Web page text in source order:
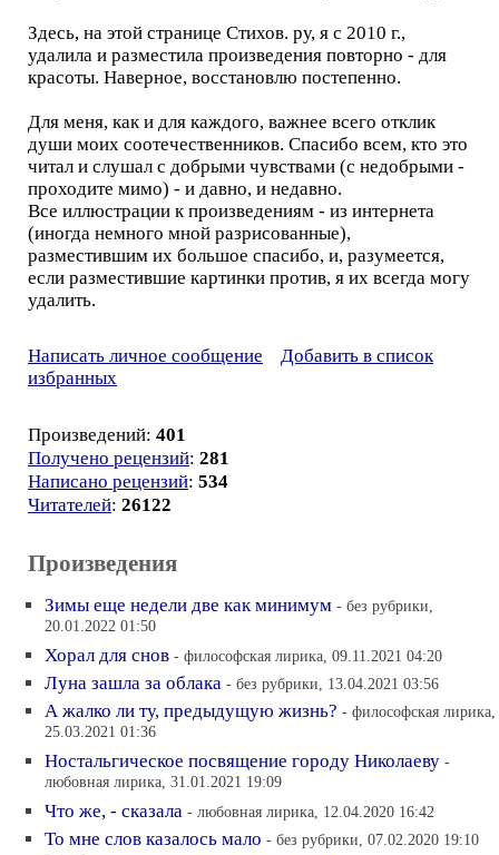
Здесь, на этой странице Стихов. ру, я с 2010 г.,
удалила и разместила произведения повторно - для
красоты. Наверное, восстановлю постепенно.
Для меня, как и для каждого, важнее всего отклик
души моих соотечественников. Спасибо всем, кто это
читал и слушал с добрыми чувствами (с недобрыми -
проходите мимо) - и давно, и недавно.
Все иллюстрации к произведениям - из интернета
(иногда немного мной разрисованные),
разместившим их большое спасибо, и, разумеется,
если разместившие картинки против, я их всегда могу
удалить.
Написать личное сообщение
Добавить в список
избранных
Произведений: 401
Получено рецензий: 281
Написано рецензий: 534
Читателей: 26122
Произведения
Зимы еще недели две как минимум - без рубрики,
20.01.2022 01:50
Хорал для снов - философская лирика, 09.11.2021 04:20
Луна зашла за облака - без рубрики, 13.04.2021 03:56
А жалко ли ту, предыдущую жизнь? - философская лирика,
25.03.2021 01:36
Ностальгическое посвящение городу Николаеву -
любовная лирика, 31.01.2021 19:09
Что же, - сказала - любовная лирика, 12.04.2020 16:42
То мне слов казалось мало - без рубрики, 07.02.2020 19:10